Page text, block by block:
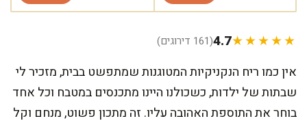
★★★★★
4.7(161 דירוגים)
אין כמו ריח הנקניקיות המטוגנות שמתפשט בבית, מזכיר לי
שבתות של ילדות, כשכולנו היינו מתכנסים במטבח וכל אחד
בוחר את התוספת האהובה עליו. זה מתכון פשוט, מנחם וקל